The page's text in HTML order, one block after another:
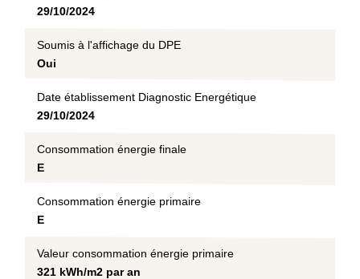
29/10/2024
Soumis à l'affichage du DPE
Oui
Date établissement Diagnostic Energétique
29/10/2024
Consommation énergie finale
E
Consommation énergie primaire
E
Valeur consommation énergie primaire
321 kWh/m2 par an